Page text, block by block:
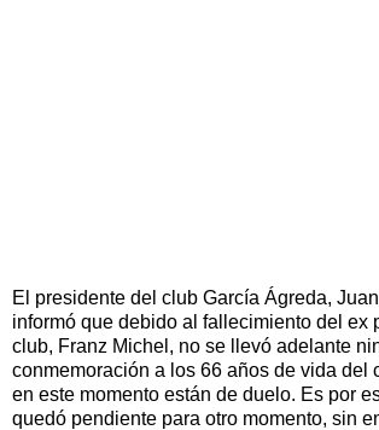
El presidente del club García Ágreda,
informó que debido al fallecimiento del ex
club, Franz Michel, no se llevó adelante
conmemoración a los 66 años de vida del
en este momento están de duelo. Es por
quedó pendiente para otro momento, sin